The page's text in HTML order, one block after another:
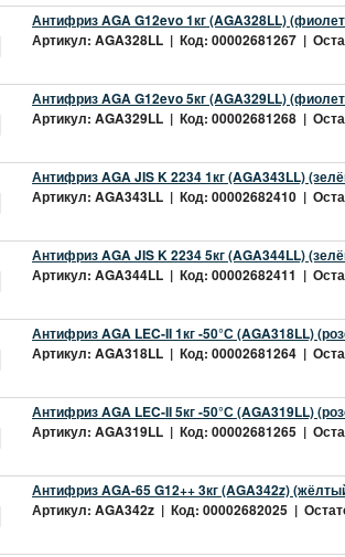
Антифриз AGA G12evo 1кг (AGA328LL)
Артикул: AGA328LL | Код: 00002681267 |
Антифриз AGA G12evo 5кг (AGA329LL)
Артикул: AGA329LL | Код: 00002681268 |
Антифриз AGA JIS K 2234 1кг (AGA343LL)
Артикул: AGA343LL | Код: 00002682410 |
Антифриз AGA JIS K 2234 5кг (AGA344LL)
Артикул: AGA344LL | Код: 00002682411 |
Антифриз AGA LEC-II 1кг -50°С (AGA318LL)
Артикул: AGA318LL | Код: 00002681264 |
Антифриз AGA LEC-II 5кг -50°С (AGA319LL)
Артикул: AGA319LL | Код: 00002681265 |
Антифриз AGA-65 G12++ 3кг (AGA342z)
Артикул: AGA342z | Код: 00002682025 |